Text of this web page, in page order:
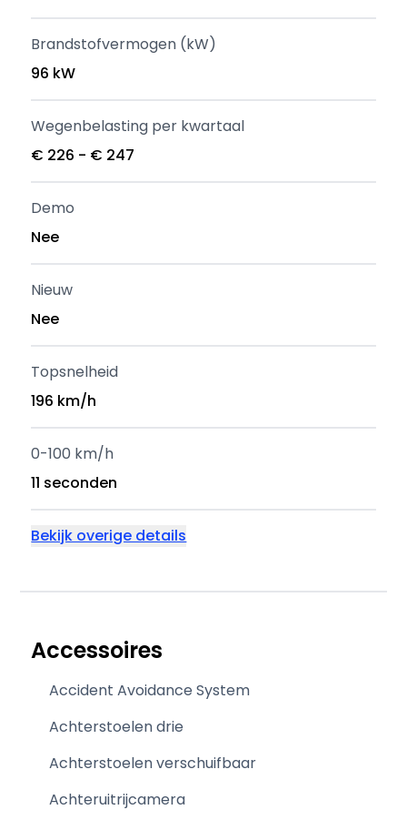
Brandstofvermogen (kW)
96 kW
Wegenbelasting per kwartaal
€ 226 - € 247
Demo
Nee
Nieuw
Nee
Topsnelheid
196 km/h
0-100 km/h
11 seconden
Bekijk overige details
Accessoires
Accident Avoidance System
Achterstoelen drie
Achterstoelen verschuifbaar
Achteruitrijcamera